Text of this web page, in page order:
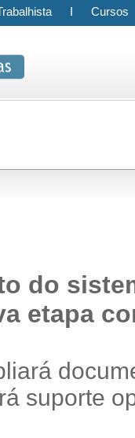
I Cursos
do
etapa
suporte